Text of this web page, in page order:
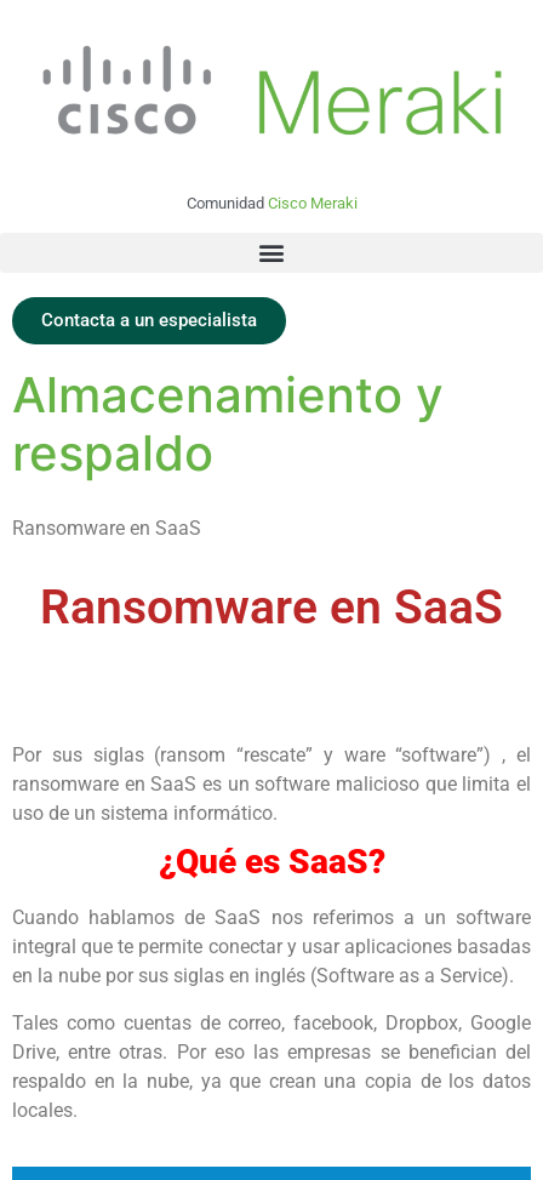
Comunidad Cisco Meraki
Contacta a un especialista
Almacenamiento y
respaldo
Ransomware en SaaS
Ransomware en SaaS
Por sus siglas (ransom “rescate” y ware “software”) , el
ransomware en SaaS es un software malicioso que limita el
uso de un sistema informático.
¿Qué es SaaS?
Cuando hablamos de SaaS nos referimos a un software
integral que te permite conectar y usar aplicaciones basadas
en la nube por sus siglas en inglés (Software as a Service).
Tales como cuentas de correo, facebook, Dropbox, Google
Drive, entre otras. Por eso las empresas se benefician del
respaldo en la nube, ya que crean una copia de los datos
locales.